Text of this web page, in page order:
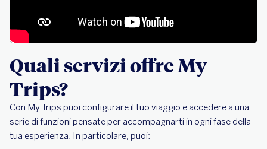
Quali servizi offre My
Trips?
Con My Trips puoi configurare il tuo viaggio e accedere a una
serie di funzioni pensate per accompagnarti in ogni fase della
tua esperienza. In particolare, puoi: